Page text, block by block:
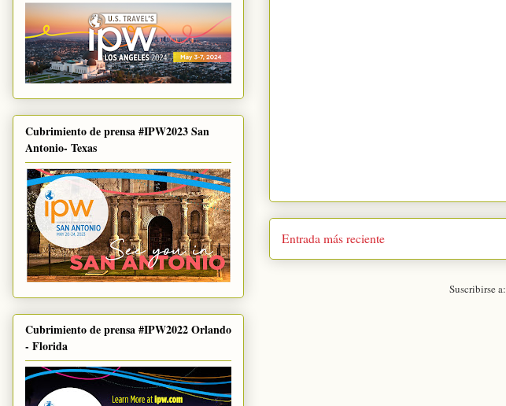
Entrada más reciente
Suscribirse a:
Cubrimiento de prensa #IPW2023 San
Antonio- Texas
Cubrimiento de prensa #IPW2022 Orlando
- Florida